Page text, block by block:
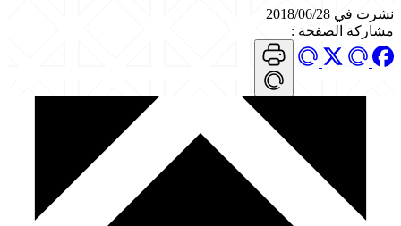
نشرت في 2018/06/28
مشاركة الصفحة :